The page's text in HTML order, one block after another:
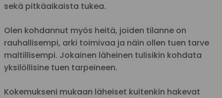
sekä pitkäaikaista tukea.
Olen kohdannut myös heitä, joiden tilanne on
rauhallisempi, arki toimivaa ja näin ollen tuen tarve
maltillisempi. Jokainen läheinen tulisikin kohdata
yksilöllisine tuen tarpeineen.
Kokemukseni mukaan läheiset kuitenkin hakevat